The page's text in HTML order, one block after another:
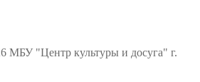
МБУ "Центр культуры и досуга" г.